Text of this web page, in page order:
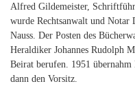
Alfred Gildemeister,
wurde Rechtsanwalt und Notar
Nauss. Der Posten des
Heraldiker Johannes Rudolph
Beirat berufen. 1951
dann den Vorsitz.